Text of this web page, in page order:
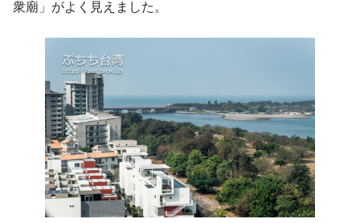
衆廟」がよく見えました。